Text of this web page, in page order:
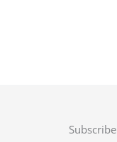
Subscribe